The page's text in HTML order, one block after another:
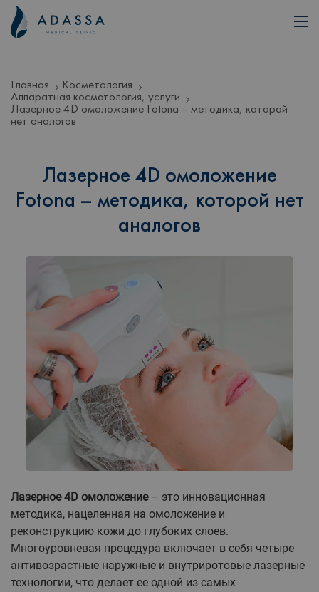
Главная
Косметология
Аппаратная косметология, услуги
Лазерное 4D омоложение Fotona – методика, которой
нет аналогов
Лазерное 4D омоложение
Fotona – методика, которой нет
аналогов
Лазерное 4D омоложение– это инновационная
методика, нацеленная на омоложение и
реконструкцию кожи до глубоких слоев.
Многоуровневая процедура включает в себя четыре
антивозрастные наружные и внутриротовые лазерные
технологии, что делает ее одной из самых